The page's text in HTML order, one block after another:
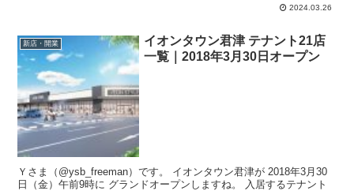
2024.03.26
新店・開業
イオンタウン君津 テナント21店
一覧｜2018年3月30日オープン
Ｙさま（@ysb_freeman）です。 イオンタウン君津が 2018年3月30
日（金）午前9時に グランドオープンしますね。 入居するテナント